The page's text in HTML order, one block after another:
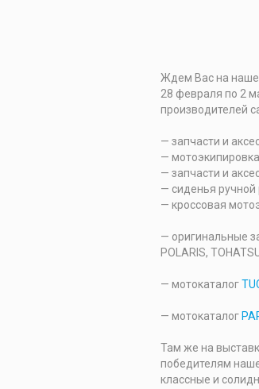
Ждем Вас на
28 февраля по 2
производителей
— запчасти и
—
— запчасти и
— сиденья ручной
— кроссовая
— оригинальные
POLARIS,
— мотокаталог
— мотокаталог
Там же на
победителям
классные и